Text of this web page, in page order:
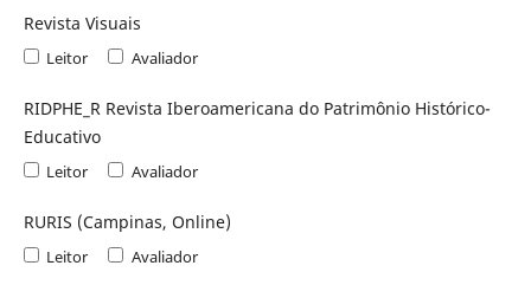
Revista Visuais
Leitor Avaliador
RIDPHE_R Revista Iberoamericana do Patrimônio Histórico-
Educativo
Leitor Avaliador
RURIS (Campinas, Online)
Leitor Avaliador